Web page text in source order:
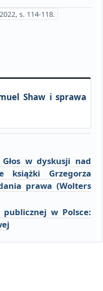
s. 114-118.
Shaw i sprawa
w dyskusji nad
książki Grzegorza
prawa (Wolters
w Polsce: